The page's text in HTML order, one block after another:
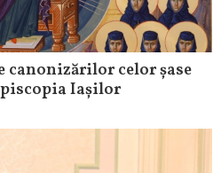
canonizărilor celor șase
Iașilor